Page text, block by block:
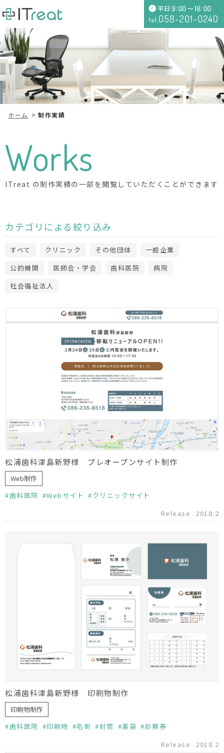
ホーム 制作実績
Works
ITreat の制作実績の一部を閲覧していただくことができます
カテゴリによる絞り込み
すべて クリニック その他団体
一般企業
公的機関
医師会・学会 歯科医院
病院
社会福祉法人
松浦歯科津島新野様 プレオープンサイト制作
Web制作
歯科医院
Webサイト
クリニックサイト
Release
2018.2
松浦歯科津島新野様 印刷物制作
印刷物制作
歯科医院
印刷物 名刺 封筒 薬袋
診察券
Release
2018.2